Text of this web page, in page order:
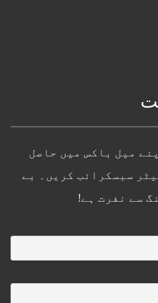
میل باکس میں حاصل
سبسکرائب کریں۔ بے
سے نفرت ہے!